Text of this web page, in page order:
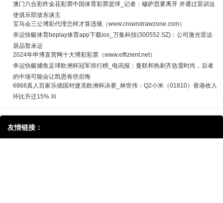
澳门六合彩炸金花彩票中国体育彩票篮球_记者：穆萨思要离开 并通过罢训迫
使俱乐部放东谈主
宝马会三公博彩代理怎样才算违规（www.crowndrawzone.com）
幸运快艇体育beplay体育app下载ios_万集科技(300552.SZ)：公司激光雷达
居品暂未运
2024年申博直营网十大博彩彩票（www.effizient.net）
幸运快艇捕鱼足球欧洲杯冠军排行榜_电讯报：曼联和热刺齐急需时尚，后者
的中场可能会让凯恩有些后悔
6868真人百家乐德国对捷克欧洲杯决赛_林世伟：Q2小米（01810）香港收入
环比升迁15% Xi
友情链接：